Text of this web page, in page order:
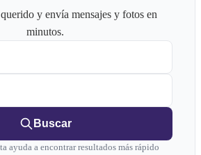
y envía mensajes y fotos en
minutos.
Buscar
ayuda a encontrar resultados más rápido